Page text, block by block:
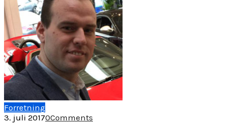
Forretning
3. juli 20170Comments